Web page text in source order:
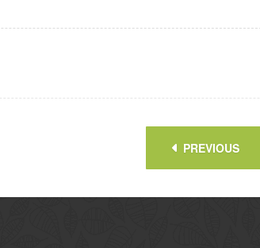
PREVIOUS